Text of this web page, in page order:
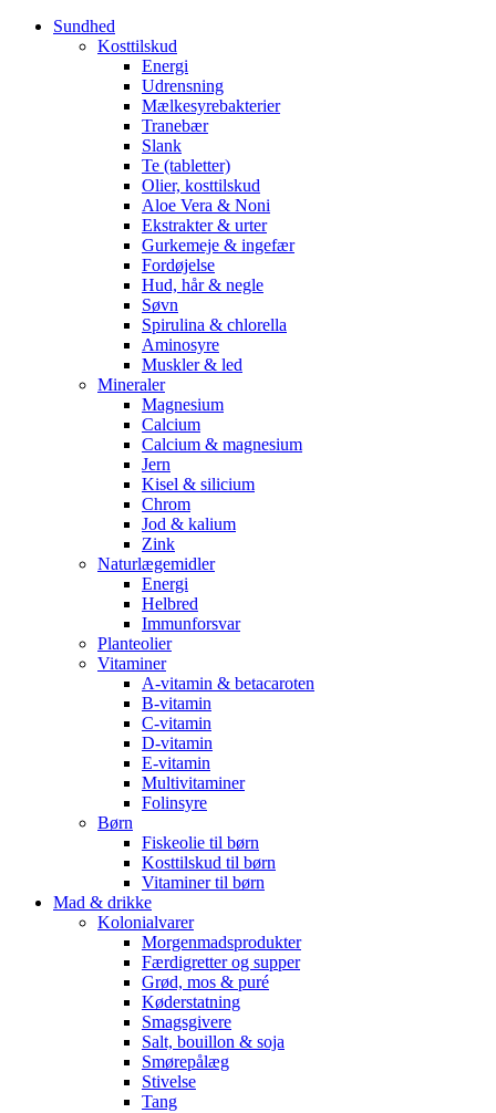
Sundhed
Kosttilskud
Energi
Udrensning
Mælkesyrebakterier
Tranebær
Slank
Te (tabletter)
Olier, kosttilskud
Aloe Vera & Noni
Ekstrakter & urter
Gurkemeje & ingefær
Fordøjelse
Hud, hår & negle
Søvn
Spirulina & chlorella
Aminosyre
Muskler & led
Mineraler
Magnesium
Calcium
Calcium & magnesium
Jern
Kisel & silicium
Chrom
Jod & kalium
Zink
Naturlægemidler
Energi
Helbred
Immunforsvar
Planteolier
Vitaminer
A-vitamin & betacaroten
B-vitamin
C-vitamin
D-vitamin
E-vitamin
Multivitaminer
Folinsyre
Børn
Fiskeolie til børn
Kosttilskud til børn
Vitaminer til børn
Mad & drikke
Kolonialvarer
Morgenmadsprodukter
Færdigretter og supper
Grød, mos & puré
Køderstatning
Smagsgivere
Salt, bouillon & soja
Smørepålæg
Stivelse
Tang